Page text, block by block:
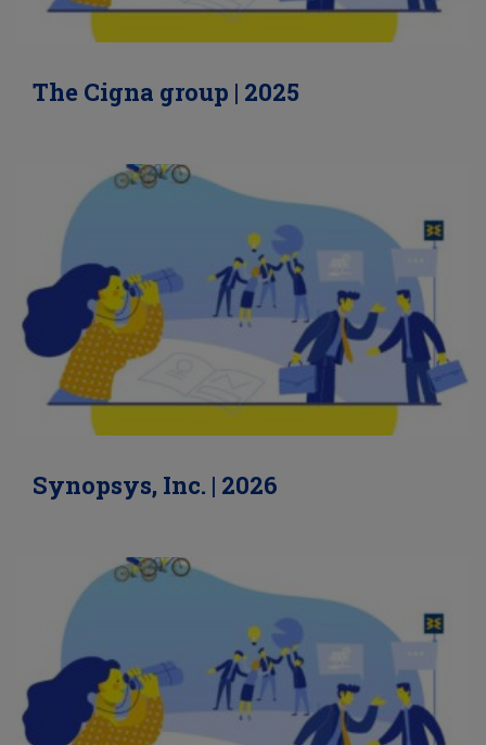
The Cigna group | 2025
Synopsys, Inc. | 2026